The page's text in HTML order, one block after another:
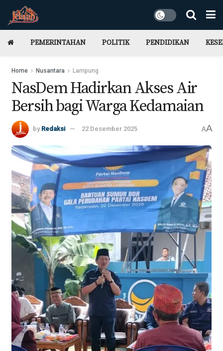
PEMERINTAHAN POLITIK PENDIDIKAN
Home Nusantara Lampung
NasDem Hadirkan Akses Air
Bersih bagi Warga Kedamaian
by Redaksi 22 Desember 2025 AA